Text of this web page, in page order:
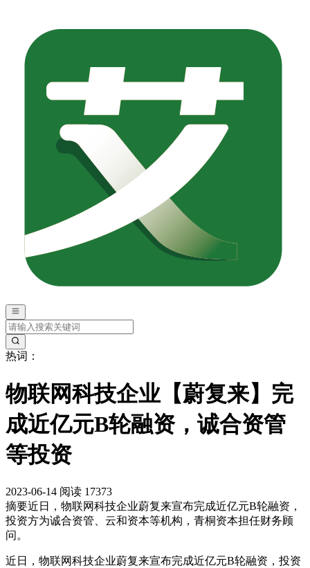
热词：
物联网科技企业【蔚复来】完
成近亿元B轮融资，诚合资管
等投资
2023-06-14 阅读 17373
摘要近日，物联网科技企业蔚复来宣布完成近亿元B轮融资，
投资方为诚合资管、云和资本等机构，青桐资本担任财务顾
问。
近日，物联网科技企业蔚复来宣布完成近亿元B轮融资，投资